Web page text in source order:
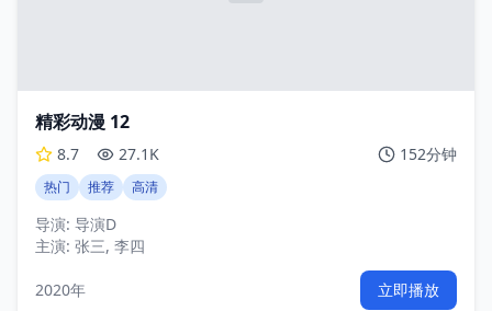
精彩动漫 12
8.7 27.1K 152分钟
热门 推荐 高清
导演: 导演D
主演: 张三, 李四
2020年 立即播放